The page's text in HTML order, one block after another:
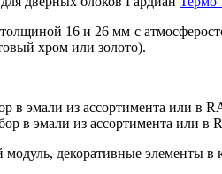
16 и 26 мм с
хром или золото).
эмали из ассортимента или в
в эмали из ассортимента или в
декоративные элементы в